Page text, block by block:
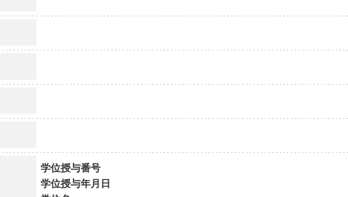
学位授与番号
学位授与年月日